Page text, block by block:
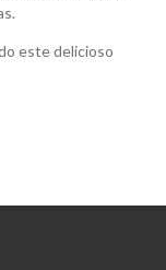
este delicioso